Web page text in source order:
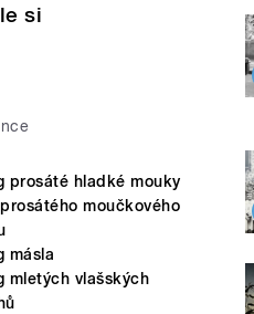
si
prosáté hladké mouky
moučkového
másla
mletých vlašských